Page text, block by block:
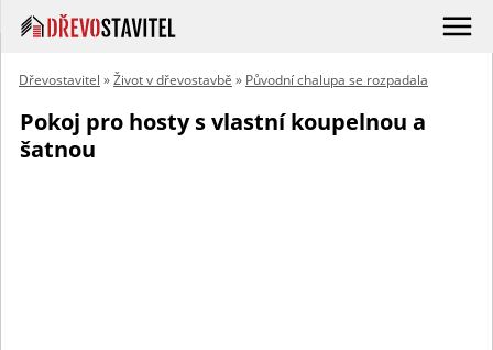
Dřevostavitel »Život v dřevostavbě » Původní chalupa se rozpadala
Pokoj pro hosty s vlastní koupelnou a
šatnou